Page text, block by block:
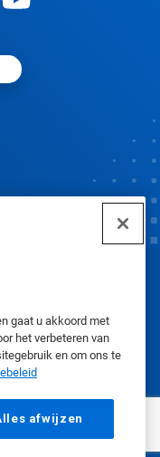
gaat u akkoord met
het verbeteren van
en om ons te
afwijzen
Privacybeleid|